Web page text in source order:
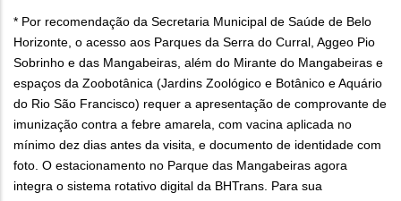
* Por recomendação da Secretaria Municipal de Saúde de Belo
Horizonte, o acesso aos Parques da Serra do Curral, Aggeo Pio
Sobrinho e das Mangabeiras, além do Mirante do Mangabeiras e
espaços da Zoobotânica (Jardins Zoológico e Botânico e Aquário
do Rio São Francisco) requer a apresentação de comprovante de
imunização contra a febre amarela, com vacina aplicada no
mínimo dez dias antes da visita, e documento de identidade com
foto. O estacionamento no Parque das Mangabeiras agora
integra o sistema rotativo digital da BHTrans. Para sua